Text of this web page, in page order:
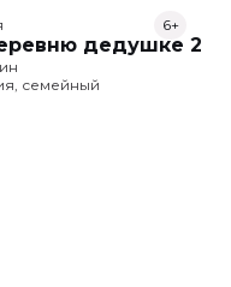
дедушке 2
6+
семейный